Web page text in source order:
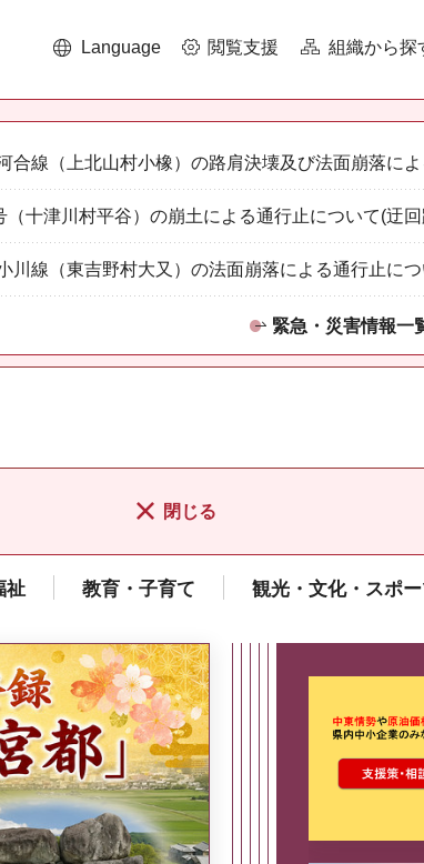
Language 閲覧支援 組織から探
合線（上北山村小橡）の路肩決壊及び法面崩落に
（十津川村平谷）の崩土による通行止について(迂
川線（東吉野村大又）の法面崩落による通行止につ
緊急・災害情報一
閉じる
祉 教育・子育て 観光・文化・スポ
ここから最
県広報誌「県民だより奈良」
2026年8月号